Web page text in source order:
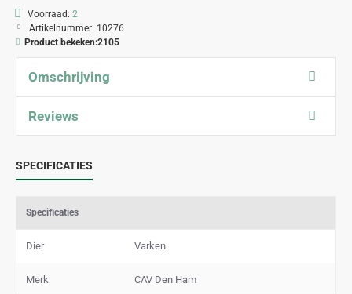
Voorraad: 2
Artikelnummer: 10276
Product bekeken:2105
Omschrijving
Reviews
SPECIFICATIES
Specificaties
Dier Varken
Merk CAV Den Ham